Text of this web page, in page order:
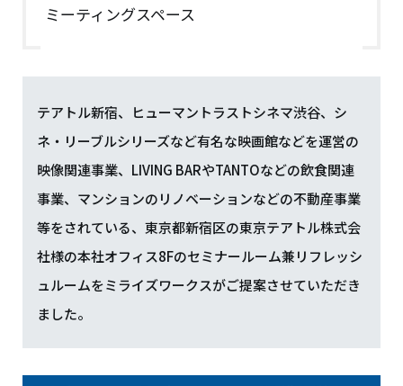
ミーティングスペース
テアトル新宿、ヒューマントラストシネマ渋谷、シ
ネ・リーブルシリーズなど有名な映画館などを運営の
映像関連事業、LIVING BARやTANTOなどの飲食関連
事業、マンションのリノベーションなどの不動産事業
等をされている、東京都新宿区の東京テアトル株式会
社様の本社オフィス8Fのセミナールーム兼リフレッシ
ュルームをミライズワークスがご提案させていただき
ました。